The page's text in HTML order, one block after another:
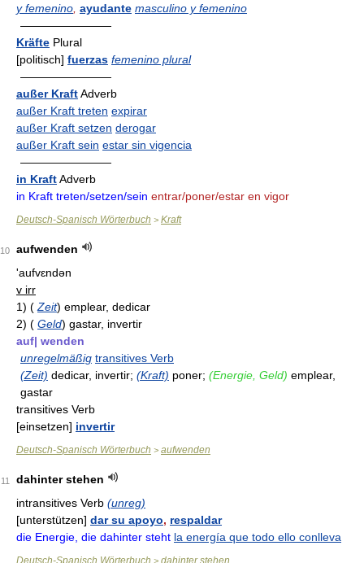
y femenino ayudante masculino y femenino
————————
Kräfte Plural
[politisch] fuerzas femenino plural
————————
außer KraftAdverb
außer Kraft treten expirar
außer Kraft setzen derogar
außer Kraft sein estar sin vigencia
————————
in KraftAdverb
in Kraft treten/setzen/sein entrar/poner/estar en vigor
Deutsch-Spanisch Wörterbuch > Kraft
10
aufwenden
'aufvɛndən
v irr
1) ( Zeit) emplear, dedicar
2) ( Geld) gastar, invertir
auf| wenden
unregelmäßig transitives Verb
(Zeit) dedicar, invertir; (Kraft) poner; (Energie, Geld) emplear,
gastar
transitives Verb
[einsetzen] invertir
Deutsch-Spanisch Wörterbuch > aufwenden
11
dahinter stehen
intransitives Verb (unreg)
[unterstützen] dar su apoyo, respaldar
die Energie, die dahinter steht la energía que todo ello conlleva
Deutsch-Spanisch Wörterbuch > dahinter stehen